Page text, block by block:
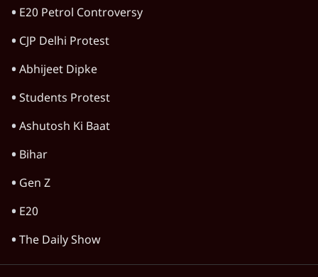
E20 Petrol Controversy
CJP Delhi Protest
Abhijeet Dipke
Students Protest
Ashutosh Ki Baat
Bihar
Gen Z
E20
The Daily Show